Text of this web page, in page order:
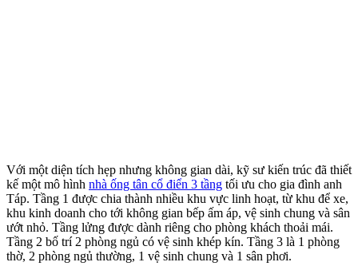
Với một diện tích hẹp nhưng không gian dài, kỹ sư kiến trúc đã thiết
kế một mô hình nhà ống tân cổ điển 3 tầng tối ưu cho gia đình anh
Táp. Tầng 1 được chia thành nhiều khu vực linh hoạt, từ khu để xe,
khu kinh doanh cho tới không gian bếp ấm áp, vệ sinh chung và sân
ướt nhỏ. Tầng lửng được dành riêng cho phòng khách thoải mái.
Tầng 2 bố trí 2 phòng ngủ có vệ sinh khép kín. Tầng 3 là 1 phòng
thờ, 2 phòng ngủ thường, 1 vệ sinh chung và 1 sân phơi.